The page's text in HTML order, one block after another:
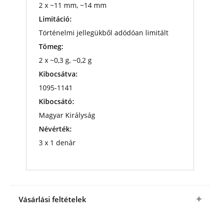
2 x ~11 mm, ~14 mm
Limitáció:
Történelmi jellegükből adódóan limitált
Tömeg:
2 x ~0,3 g, ~0,2 g
Kibocsátva:
1095-1141
Kibocsátó:
Magyar Királyság
Névérték:
3 x 1 denár
Vásárlási feltételek